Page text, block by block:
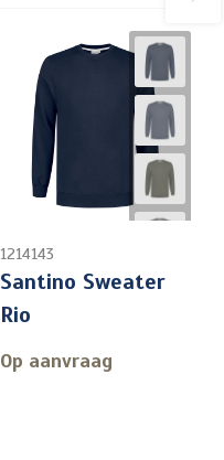
1214143
Santino Sweater
Rio
Op aanvraag